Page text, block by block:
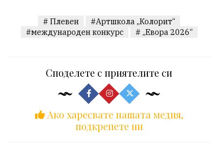
# Плевен
#Артшкола „Колорит“
#международен конкурс
# „Евора 2026“
Споделете с приятелите си
Ако харесвате нашата медия,
подкрепете ни